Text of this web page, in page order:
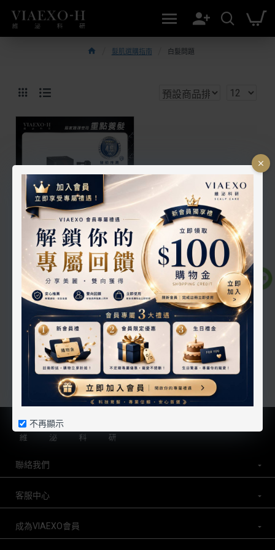
不再顯示
髮肌選購指南 白髮問題
EXO泌髮煥黑精華 40ml
NT$2,980
加入購物車
沒有更多商品了
聯絡我們
客服中心
成為VIAEXO會員